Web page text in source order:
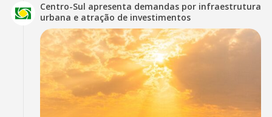
Centro-Sul apresenta demandas por infraestrutura
urbana e atração de investimentos